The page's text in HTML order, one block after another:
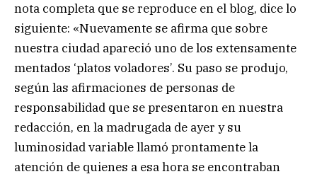
nota completa que se reproduce en el blog, dice lo
siguiente: «Nuevamente se afirma que sobre
nuestra ciudad apareció uno de los extensamente
mentados ‘platos voladores’. Su paso se produjo,
según las afirmaciones de personas de
responsabilidad que se presentaron en nuestra
redacción, en la madrugada de ayer y su
luminosidad variable llamó prontamente la
atención de quienes a esa hora se encontraban